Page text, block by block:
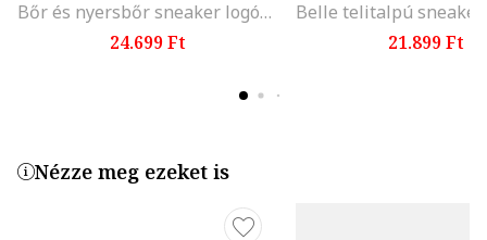
Bőr és nyersbőr sneaker logós részlettel, Fehér/Aranyszín/Világosszürke
24.699 Ft
21.899 Ft
Nézze meg ezeket is